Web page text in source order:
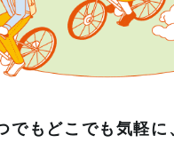
でもどこでも気軽に